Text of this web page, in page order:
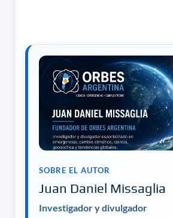
SOBRE EL AUTOR
Juan Daniel Missaglia
Investigador y divulgador